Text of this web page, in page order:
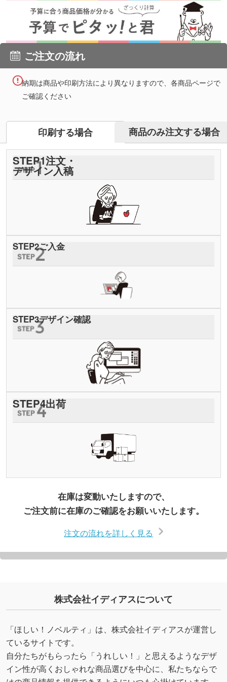
ご注文の流れ
納期は商品や印刷方法により異なりますので、各商品ページで
ご確認ください
印刷する場合 商品のみ注文する場合
STEP1注文・
デザイン入稿
STEP2ご入金
STEP3デザイン確認
STEP4出荷
在庫は変動いたしますので、
ご注文前に在庫のご確認をお願いいたします。
注文の流れを詳しく見る
株式会社イディアスについて
「ほしい！ノベルティ」は、株式会社イディアスが運営し
ているサイトです。
自分たちがもらったら「うれしい！」と思えるようなデザ
イン性が高くおしゃれな商品選びを中心に、私たちならで